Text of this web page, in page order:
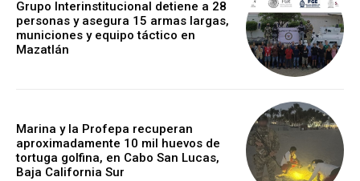
Grupo Interinstitucional detiene a 28
personas y asegura 15 armas largas,
municiones y equipo táctico en
Mazatlán
Marina y la Profepa recuperan
aproximadamente 10 mil huevos de
tortuga golfina, en Cabo San Lucas,
Baja California Sur